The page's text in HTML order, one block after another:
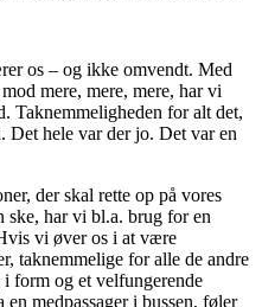
os – og ikke omvendt. Med
mere, mere, mere, har vi
Taknemmeligheden for alt det,
hele var der jo. Det var en
der skal rette op på vores
ske, har vi bl.a. brug for en
vi øver os i at være
taknemmelige for alle de andre
i form og et velfungerende
medpassager i bussen, føler